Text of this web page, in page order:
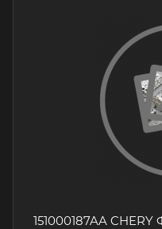
151000187AA